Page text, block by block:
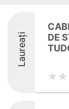
Laureați
DE